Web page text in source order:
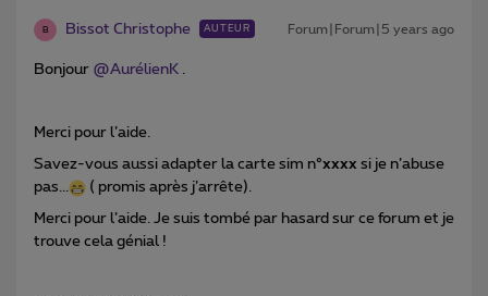
B Bissot Christophe AUTEUR Forum|Forum|5 years ago
Bonjour @AurélienK .
Merci pour l’aide.
Savez-vous aussi adapter la carte sim n°xxxx si je n’abuse
pas...
( promis après j’arrête).
Merci pour l’aide. Je suis tombé par hasard sur ce forum et je
trouve cela génial !